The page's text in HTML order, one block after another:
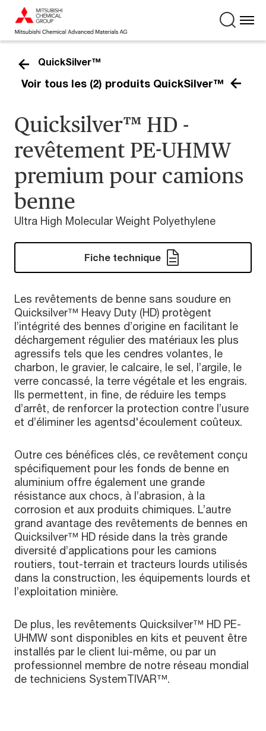
QuickSilver™
Voir tous les (2) produits QuickSilver™
Quicksilver™ HD -
revêtement PE-UHMW
premium pour camions
benne
Ultra High Molecular Weight Polyethylene
Fiche technique
Les revêtements de benne sans soudure en
Quicksilver™ Heavy Duty (HD) protègent
l’intégrité des bennes d’origine en facilitant le
déchargement régulier des matériaux les plus
agressifs tels que les cendres volantes, le
charbon, le gravier, le calcaire, le sel, l’argile, le
verre concassé, la terre végétale et les engrais.
Ils permettent, in fine, de réduire les temps
d’arrêt, de renforcer la protection contre l’usure
et d’éliminer les agentsd'écoulement coûteux.
Outre ces bénéfices clés, ce revêtement conçu
spécifiquement pour les fonds de benne en
aluminium offre également une grande
résistance aux chocs, à l’abrasion, à la
corrosion et aux produits chimiques. L’autre
grand avantage des revêtements de bennes en
Quicksilver™ HD réside dans la très grande
diversité d’applications pour les camions
routiers, tout-terrain et tracteurs lourds utilisés
dans la construction, les équipements lourds et
l’exploitation minière.
De plus, les revêtements Quicksilver™ HD PE-
UHMW sont disponibles en kits et peuvent être
installés par le client lui-même, ou par un
professionnel membre de notre réseau mondial
de techniciens SystemTIVAR™.